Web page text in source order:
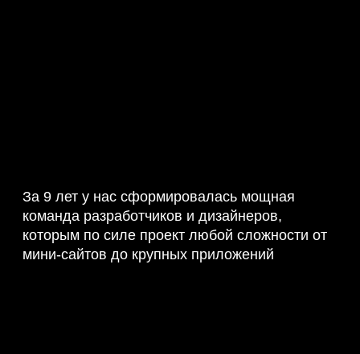
За 9 лет у нас сформировалась мощная
команда разработчиков и дизайнеров,
которым по силе проект любой сложности от
мини-сайтов до крупных приложений